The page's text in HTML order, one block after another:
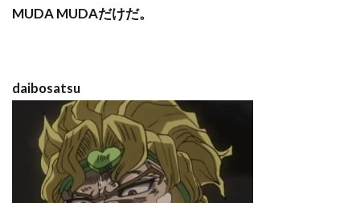
MUDA MUDAだけだ。
daibosatsu